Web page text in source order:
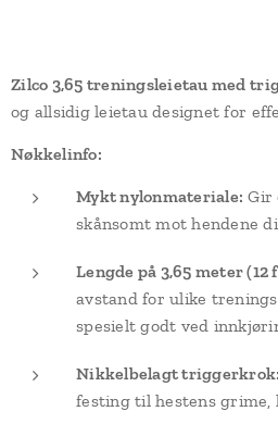
Zilco 3,65 treningsleietau med
og allsidig leietau designet for
Nøkkelinfo:
Mykt nylonmateriale: Gir
skånsomt mot hendene
Lengde på 3,65 meter (12
avstand for ulike
spesielt godt ved
Nikkelbelagt triggerkrok:
festing til hestens grime,